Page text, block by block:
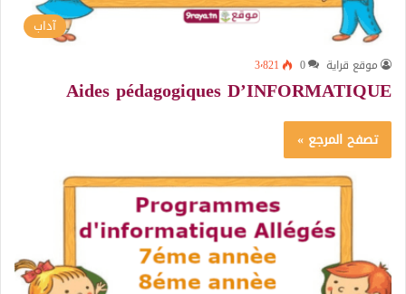
آداب
موقع قراية 0 3٬821
Aides pédagogiques D’INFORMATIQUE
تصفح المرجع »